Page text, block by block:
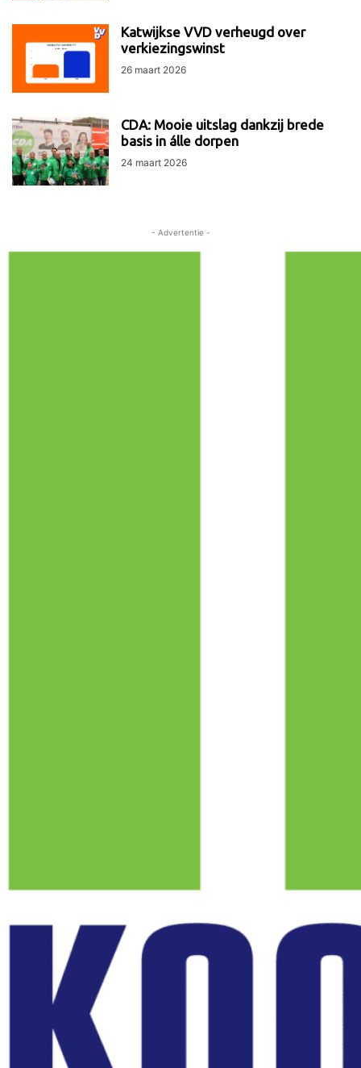
Katwijkse VVD verheugd over
verkiezingswinst
26 maart 2026
CDA: Mooie uitslag dankzij brede
basis in álle dorpen
24 maart 2026
- Advertentie -